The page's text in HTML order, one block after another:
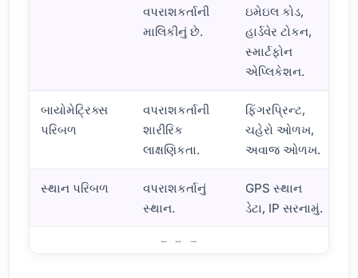
વપરાશકર્તાની
માલિકીનું છે.
ઇમેઇલ કોડ,
હાર્ડવેર ટોકન,
સ્માર્ટફોન
એપ્લિકેશન.
બાયોમેટ્રિક્સ
પરિબળ
વપરાશકર્તાની
શારીરિક
લાક્ષણિકતા.
ફિંગરપ્રિન્ટ,
ચહેરો ઓળખ,
અવાજ ઓળખ.
સ્થાન પરિબળ
વપરાશકર્તાનું
સ્થાન.
GPS સ્થાન
ડેટા, IP સરનામું.